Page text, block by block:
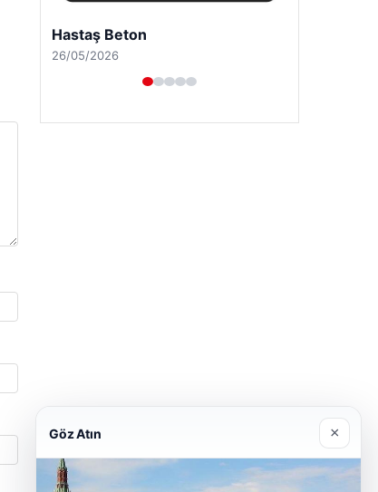
Enes Kaplan Avukatlık Bürosu
28/04/2026
Göz Atın ×